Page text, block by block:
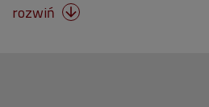
rozwiń 